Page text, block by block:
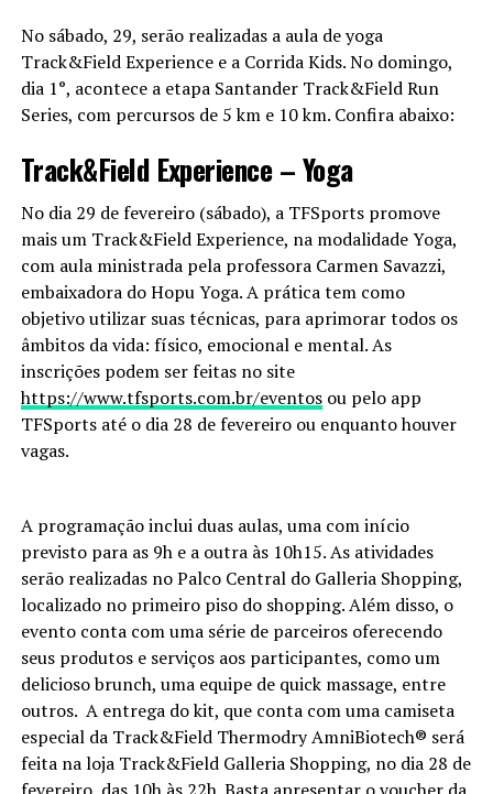
No sábado, 29, serão realizadas a aula de yoga
Track&Field Experience e a Corrida Kids. No domingo,
dia 1°, acontece a etapa Santander Track&Field Run
Series, com percursos de 5 km e 10 km. Confira abaixo:
Track&Field Experience – Yoga
No dia 29 de fevereiro (sábado), a TFSports promove
mais um Track&Field Experience, na modalidade Yoga,
com aula ministrada pela professora Carmen Savazzi,
embaixadora do Hopu Yoga. A prática tem como
objetivo utilizar suas técnicas, para aprimorar todos os
âmbitos da vida: físico, emocional e mental. As
inscrições podem ser feitas no site
https://www.tfsports.com.br/eventosou pelo app
TFSports até o dia 28 de fevereiro ou enquanto houver
vagas.
A programação inclui duas aulas, uma com início
previsto para as 9h e a outra às 10h15. As atividades
serão realizadas no Palco Central do Galleria Shopping,
localizado no primeiro piso do shopping. Além disso, o
evento conta com uma série de parceiros oferecendo
seus produtos e serviços aos participantes, como um
delicioso brunch, uma equipe de quick massage, entre
outros. A entrega do kit, que conta com uma camiseta
especial da Track&Field Thermodry AmniBiotech® será
feita na loja Track&Field Galleria Shopping, no dia 28 de